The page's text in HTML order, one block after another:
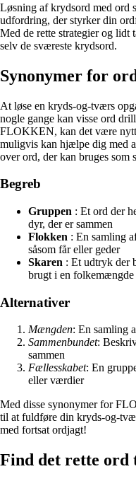
Løsning af krydsord med
udfordring, der styrker din
Med de rette strategier og lidt
selv de sværeste krydsord.
Synonymer for
At løse en kryds-og-tværs
nogle gange kan visse ord
FLOKKEN, kan det være
muligvis kan hjælpe dig med
over ord, der kan bruges
Begreb
Gruppen : Et ord der
dyr, der er sammen
Flokken : En samling
såsom får eller geder
Skaren : Et udtryk der
brugt i en
Alternativer
Mængden: En samling
Sammenbundet:
sammen
Fællesskabet: En
eller værdier
Med disse synonymer for
til at fuldføre din kryds-og-
med fortsat ordjagt!
Find det rette